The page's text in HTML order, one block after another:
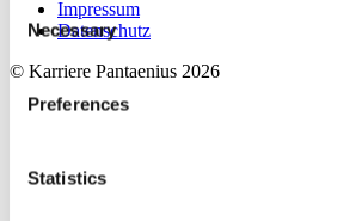
Consent
Selection
Necessary
Preferences
Statistics
Impressum
Datenschutz
© Karriere Pantaenius 2026